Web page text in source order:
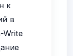
к
в
Write